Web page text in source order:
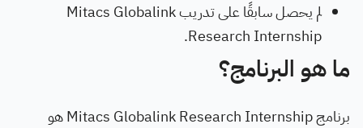
لم يحصل سابقًا على تدريب Mitacs Globalink
Research Internship.
ما هو البرنامج؟
برنامج Mitacs Globalink Research Internship هو